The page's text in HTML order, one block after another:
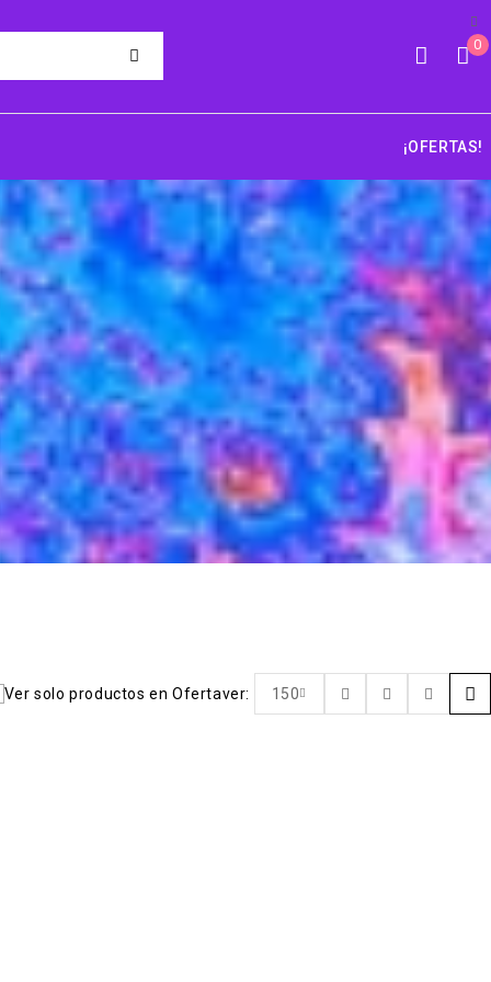
0
¡OFERTAS!
Ver solo productos en Ofertaver: 150